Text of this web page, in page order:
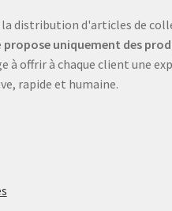
la distribution d'articles de
propose uniquement des
à offrir à chaque client une
rapide et humaine.